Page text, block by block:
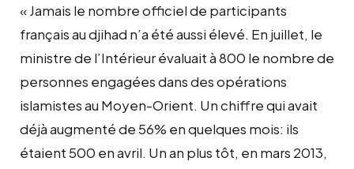
« Jamais le nombre officiel de participants
français au djihad n’a été aussi élevé. En juillet, le
ministre de l’Intérieur évaluait à 800 le nombre de
personnes engagées dans des opérations
islamistes au Moyen-Orient. Un chiffre qui avait
déjà augmenté de 56% en quelques mois: ils
étaient 500 en avril. Un an plus tôt, en mars 2013,